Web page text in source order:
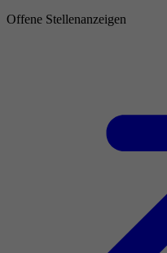
Offene Stellenanzeigen